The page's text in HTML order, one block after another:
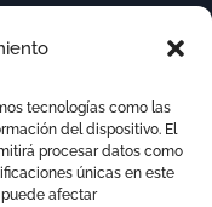
tecnologías como las
del dispositivo. El
procesar datos como
únicas en este
afectar